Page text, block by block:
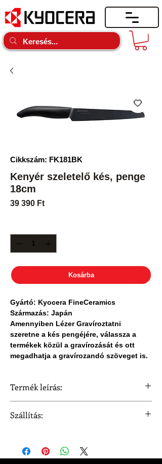
Cikkszám: FK181BK
Kenyér szeletelő kés, penge
18cm
39 390 FtÁr
Kosárba
Gyártó: Kyocera FineCeramics
Származás: Japán
Amennyiben Lézer Gravíroztatni
szeretne a kés pengéjére, válassza a
termékek közül a gravírozását és ott
megadhatja a gravírozandó szöveget is.
Termék leírás:
Származás: Japán
Penge méret: 18cm
Penge színe: fekete
Szállítás: